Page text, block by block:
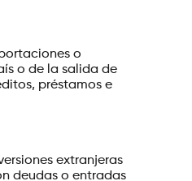
o
o de la salida de
préstamos e
extranjeras
deudas o entradas